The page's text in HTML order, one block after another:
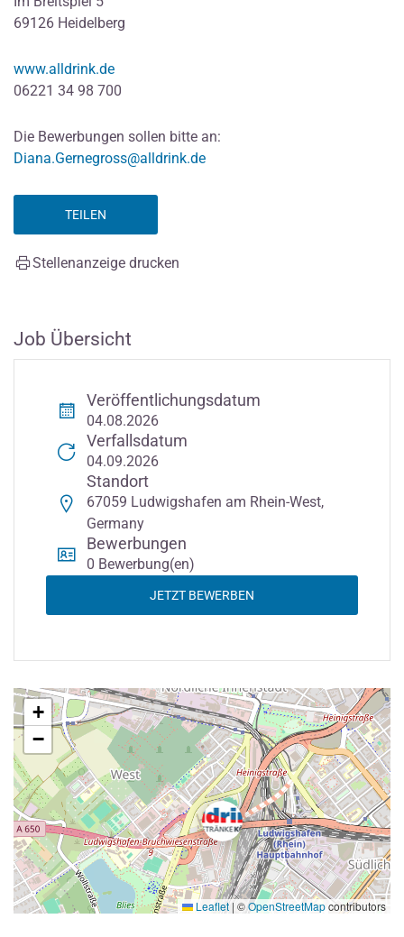
69126 Heidelberg
www.alldrink.de
06221 34 98 700
Die Bewerbungen sollen bitte an:
Diana.Gernegross@alldrink.de
TEILEN
Stellenanzeige drucken
Job Übersicht
Veröffentlichungsdatum
04.08.2026
Verfallsdatum
04.09.2026
Standort
67059 Ludwigshafen am Rhein-West,
Germany
Bewerbungen
0 Bewerbung(en)
JETZT BEWERBEN
+
−
Leaflet | ©OpenStreetMapcontributors